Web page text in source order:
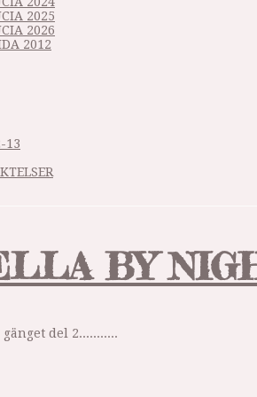
2025
2026
2012
13
BY
del 2...........